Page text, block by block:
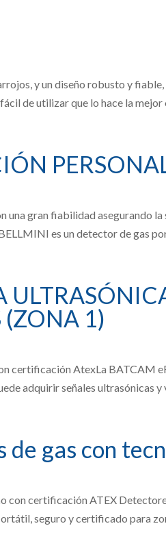
y un diseño robusto y
de utilizar que lo hace la mejor
gran fiabilidad asegurando
es un detector de gas
(ZONA 1)
AtexLa BATCAM
adquirir señales ultrasónicas y
gas con
certificación ATEX
seguro y certificado para